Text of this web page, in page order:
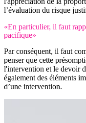
l’évaluation du risque
«En particulier, il faut
pacifique»
Par conséquent, il faut
penser que cette
l'intervention et le devoir
également des éléments
d’une intervention.